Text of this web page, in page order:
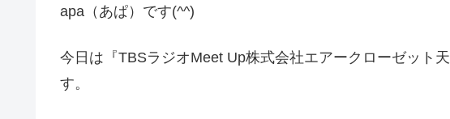
apa（あぱ）です(^^)
今日は『TBSラジオMeet Up株式会社エアークローゼット
す。